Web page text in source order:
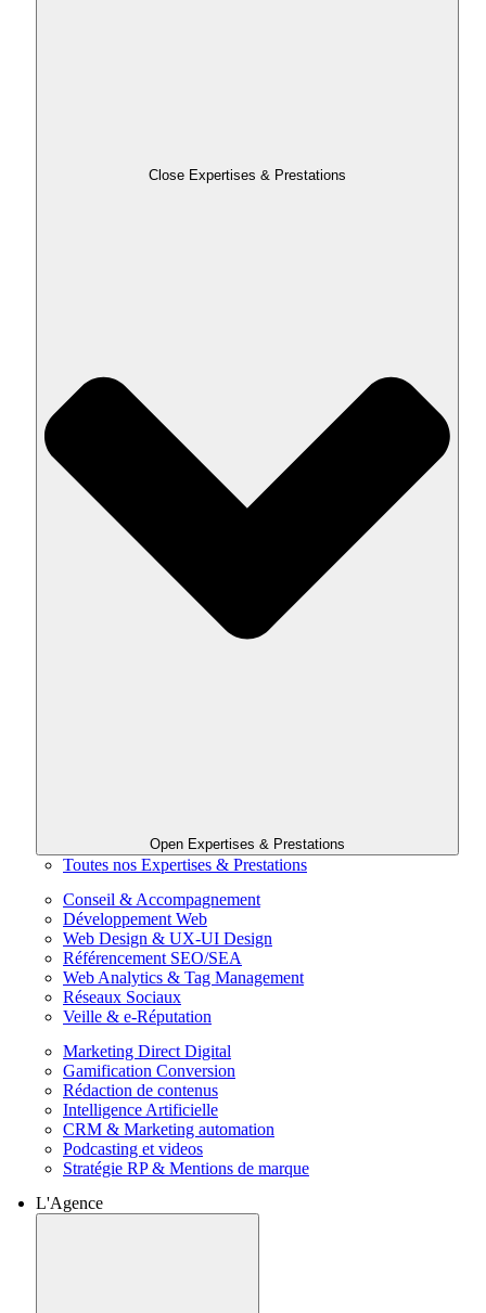
Close Expertises & Prestations
Open Expertises & Prestations
Toutes nos Expertises & Prestations
Conseil & Accompagnement
Développement Web
Web Design & UX-UI Design
Référencement SEO/SEA
Web Analytics & Tag Management
Réseaux Sociaux
Veille & e-Réputation
Marketing Direct Digital
Gamification Conversion
Rédaction de contenus
Intelligence Artificielle
CRM & Marketing automation
Podcasting et videos
Stratégie RP & Mentions de marque
L'Agence